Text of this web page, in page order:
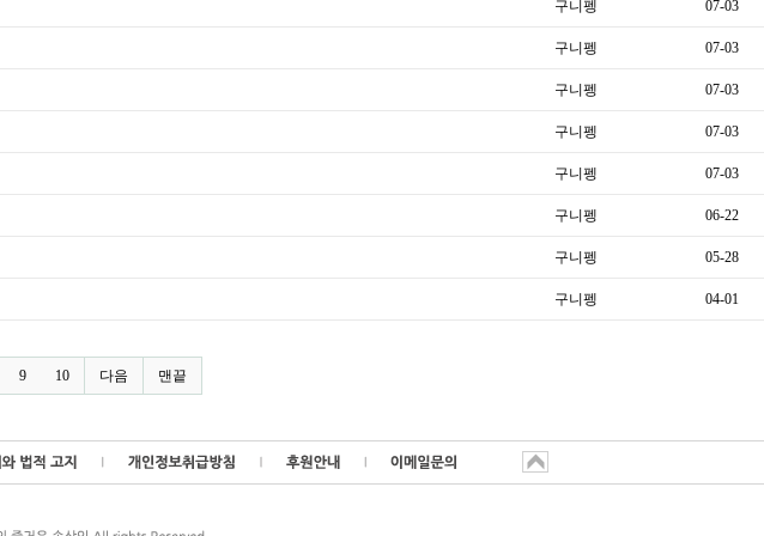
구니펭 07-03
구니펭 07-03
구니펭 07-03
구니펭 07-03
구니펭 07-03
구니펭 06-22
구니펭 05-28
구니펭 04-01
9 10 다음 맨끝